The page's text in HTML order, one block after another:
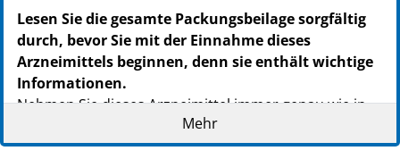
Lesen Sie die gesamte Packungsbeilage sorgfältig
durch, bevor Sie mit der Einnahme dieses
Arzneimittels beginnen, denn sie enthält wichtige
Informationen.
Nehmen Sie dieses Arzneimittel immer genau wie in
dieser Packungsbeilage beschrieben bzw. genau nach
Anweisung Ihres Arztes oder Apothekers ein.
Mehr